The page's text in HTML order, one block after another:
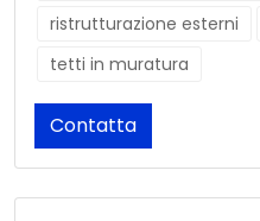
ristrutturazione esterni
tetti in muratura
Contatta